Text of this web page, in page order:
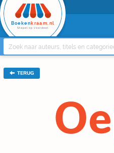
Boeken kraam.nl
Stapel op voordeel
TERUG